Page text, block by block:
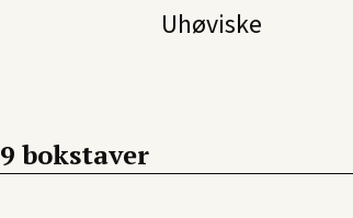
Uhøviske
9 bokstaver